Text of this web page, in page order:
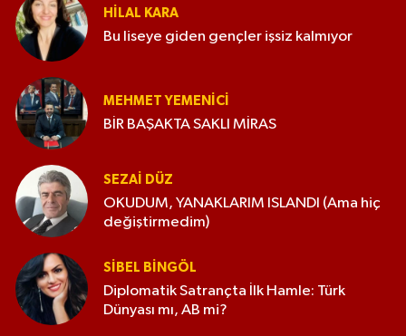
HILAL KARA
Bu liseye giden gençler işsiz kalmıyor
MEHMET YEMENICI
BİR BAŞAKTA SAKLI MİRAS
SEZAI DÜZ
OKUDUM, YANAKLARIM ISLANDI (Ama hiç
değiştirmedim)
SIBEL BINGÖL
Diplomatik Satrançta İlk Hamle: Türk
Dünyası mı, AB mi?